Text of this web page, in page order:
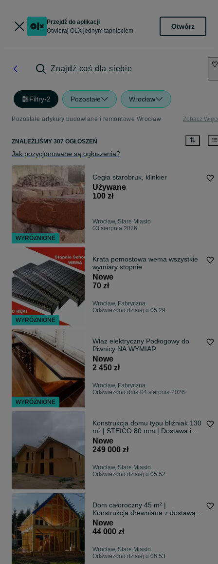
Przejdź do aplikacji
Otwieraj OLX jednym tapnięciem
Otwórz
Znajdź coś dla siebie
Filtry·2 Pozostałe Wrocław
Pozostałe artykuły budowlane i remontowe Wrocław Zobacz
ZNALEŹLIŚMY 307 OGŁOSZEŃ
Jak pozycjonowane są ogłoszenia?
Cegła starobruk, klinkier
Używane
100 zł
Wrocław, Stare Miasto
03 sierpnia 2026
Krata pomostowa wema wszystkie
wymiary stopnie
Nowe
70 zł
Wrocław, Fabryczna
Odświeżono dzisiaj o 05:29
Właz elektryczny Podłogowy do
Piwnicy NA WYMIAR
Nowe
2 450 zł
Wrocław, Fabryczna
Odświeżono dnia 04 sierpnia 2026
Konstrukcja domu typu bliźniak 130
m² | STEICO 80 mm | Dostawa i
montaż
Nowe
249 000 zł
Wrocław, Stare Miasto
Odświeżono dzisiaj o 05:52
Dom całoroczny 45 m² |
Konstrukcja drewniana z dostawą i
montażem
Nowe
44 000 zł
Wrocław, Stare Miasto
Odświeżono dzisiaj o 06:53
WYRÓŻNIONE
WYRÓŻNIONE
WYRÓŻNIONE